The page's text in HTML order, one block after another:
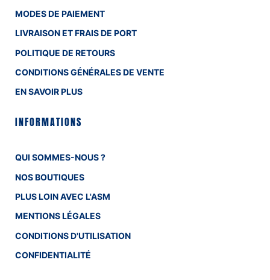
MODES DE PAIEMENT
LIVRAISON ET FRAIS DE PORT
POLITIQUE DE RETOURS
CONDITIONS GÉNÉRALES DE VENTE
EN SAVOIR PLUS
INFORMATIONS
QUI SOMMES-NOUS ?
NOS BOUTIQUES
PLUS LOIN AVEC L'ASM
MENTIONS LÉGALES
CONDITIONS D'UTILISATION
CONFIDENTIALITÉ